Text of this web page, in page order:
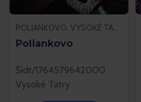
Poliankovo
$idt/1764579642000
Vysoké Tatry